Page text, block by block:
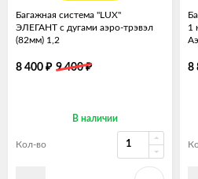
Багажная система "LUX"
ЭЛЕГАНТ с дугами аэро-трэвэл
(82мм) 1,2
8 400 ₽ 9 400₽
В наличии
Кол-во
1
8